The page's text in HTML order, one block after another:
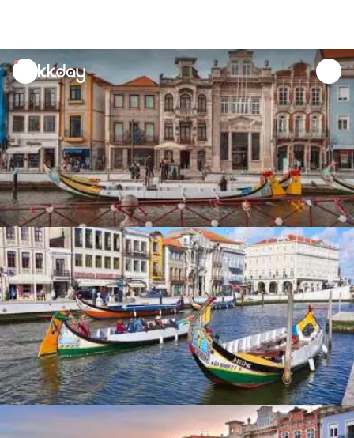
unread
notifications